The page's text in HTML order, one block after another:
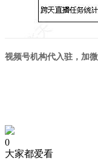
视频号机构代入驻，加
0
大家都爱看